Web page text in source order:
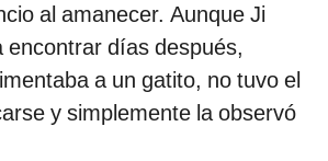
al amanecer. Aunque Ji
encontrar días después,
a un gatito, no tuvo el
y simplemente la observó